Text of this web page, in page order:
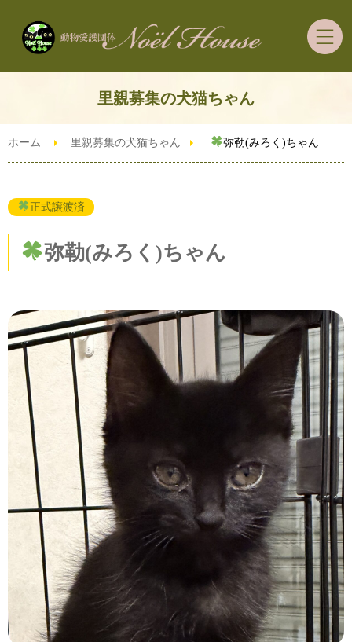
ホーム
里親募集の犬猫ちゃん
ブログ
お問い合わせ
里親募集の犬猫ちゃん
ホーム 里親募集の犬猫ちゃん 弥勒(みろく)ちゃん
正式譲渡済
弥勒(みろく)ちゃん